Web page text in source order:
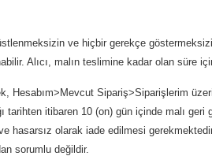
ve hiçbir gerekçe
Alıcı, malın teslimine kadar olan süre
Hesabım>Mevcut Sipariş>Siparişlerim
tarihten itibaren 10 (on) gün içinde malı
hasarsız olarak iade edilmesi
sorumlu değildir.